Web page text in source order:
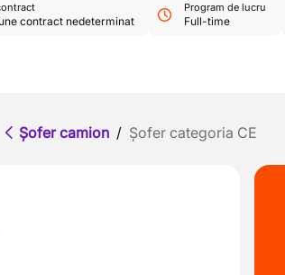
contract nedeterminat
Program de lucru
Full-time
Șofer camion / Șofer categoria CE